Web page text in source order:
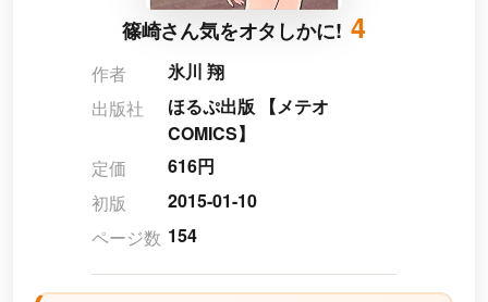
篠崎さん気をオタしかに! 4
作者
氷川 翔
出版社
ほるぷ出版 【メテオ
COMICS】
定価
616円
初版
2015-01-10
ページ数 154